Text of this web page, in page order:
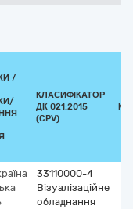
/
КЛАСИФІКАТОР
ДК 021:2015
(CPV)
33110000-4
Візуалізаційне
обладнання